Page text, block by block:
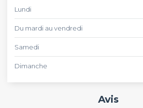
Lundi
Du mardi au vendredi
Samedi
Dimanche
Avis